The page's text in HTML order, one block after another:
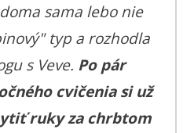
sama lebo nie
typ a rozhodla
s Veve. Po pár
cvičenia si už
ruky za chrbtom